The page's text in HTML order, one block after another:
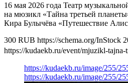
16 мая 2026 года Театр
на мюзикл «Тайна третьей
Кира Булычёва «Путешествие
300 RUB https://schema.org/InStock
https://kudaekb.ru/event/mjuzikl-tajna-
https://kudaekb.ru/image/255/
https://kudaekb.ru/image/255/